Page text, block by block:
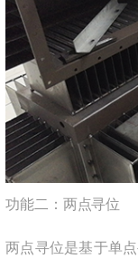
功能二：两点寻位
两点寻位是基于单